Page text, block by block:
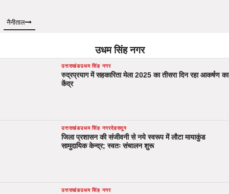
नैनीताल
उधम सिंह नगर
उत्तराखंडउधम सिंह नगर
रुद्रप्रयाग में सहकारिता मेला 2025 का तीसरा दिन रहा आकर्षण का
केंद्र
उत्तराखंडउधम सिंह नगरदेहरादून
जिला प्रशासन की संजीवनी से नये स्वरूप में लौटा मायाकुंड
सामुदायिक केन्द्र; स्वतः संचालन शुरू
उत्तराखंडउधम सिंह नगर